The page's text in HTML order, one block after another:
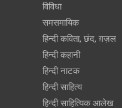
विविधा
समसमायिक
हिन्दी कविता, छंद, ग़ज़ल
हिन्दी कहानी
हिन्‍दी नाटक
हिन्दी साहित्य
हिन्दी साहित्यिक आलेख